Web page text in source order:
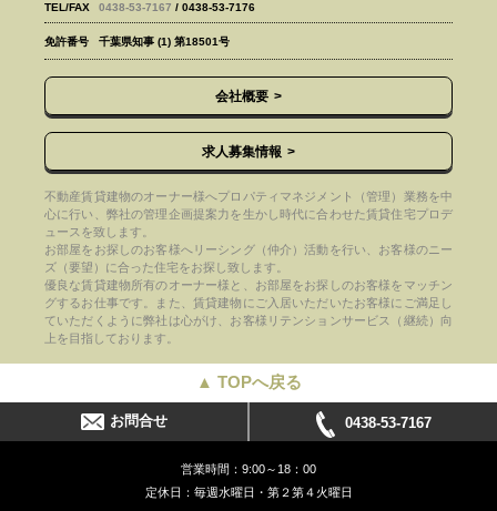
TEL/FAX 0438-53-7167 / 0438-53-7176
免許番号 千葉県知事 (1) 第18501号
会社概要
求人募集情報
不動産賃貸建物のオーナー様へプロパティマネジメント（管理）業務を中
心に行い、弊社の管理企画提案力を生かし時代に合わせた賃貸住宅プロデ
ュースを致します。
お部屋をお探しのお客様へリーシング（仲介）活動を行い、お客様のニー
ズ（要望）に合った住宅をお探し致します。
優良な賃貸建物所有のオーナー様と、お部屋をお探しのお客様をマッチン
グするお仕事です。また、賃貸建物にご入居いただいたお客様にご満足し
ていただくように弊社は心がけ、お客様リテンションサービス（継続）向
上を目指しております。
▲ TOPへ戻る
お問合せ 0438-53-7167
営業時間：9:00～18：00
定休日：毎週水曜日・第２第４火曜日